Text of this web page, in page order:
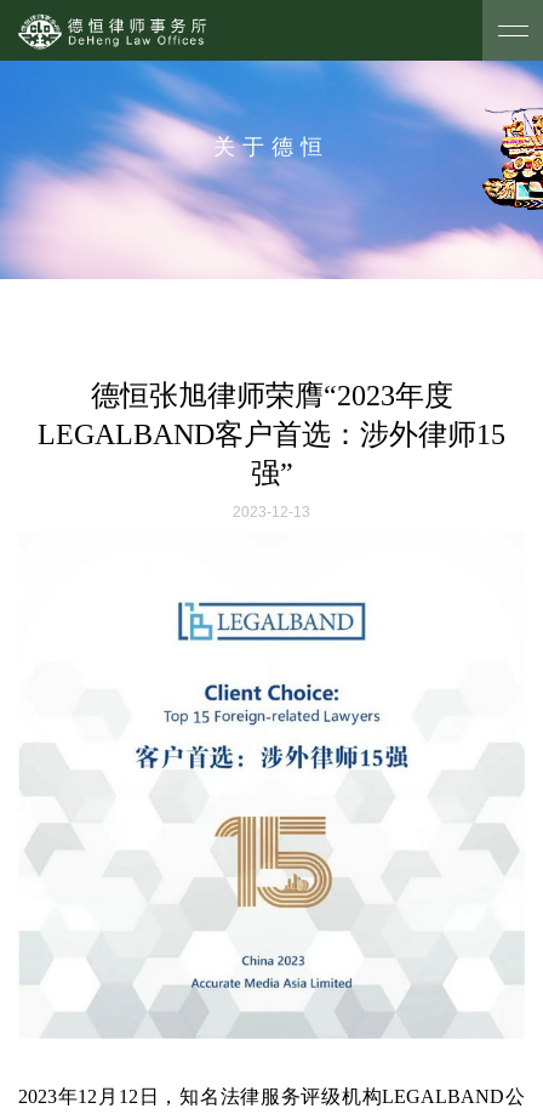
关于德恒
德恒张旭律师荣膺“2023年度
LEGALBAND客户首选：涉外律师15
强”
2023-12-13
2023年12月12日，知名法律服务评级机构LEGALBAND公